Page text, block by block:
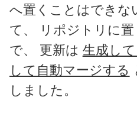
へ置くことはできな
て、 リポジトリに
で、 更新は 生成し
して自動マージする
しました。